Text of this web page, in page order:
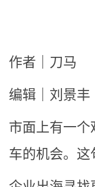
作者｜刀马
编辑｜刘景丰
市面上有一
车的机会。